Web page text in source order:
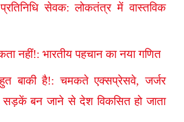
सेवक: लोकतंत्र में वास्तविक
नहीं!: भारतीय पहचान का नया गणित
बाकी है!: चमकते एक्सप्रेसवे, जर्जर
सड़कें बन जाने से देश विकसित हो जाता